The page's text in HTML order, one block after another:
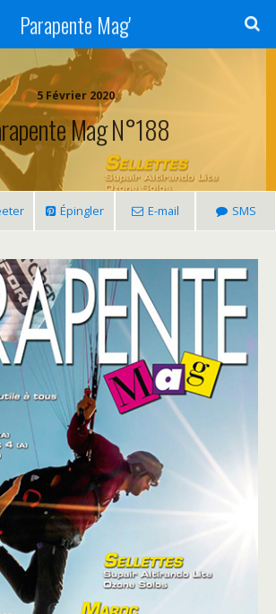
Parapente Mag'
5 Février 2020
Mag N°188
Épingler E-mail SMS